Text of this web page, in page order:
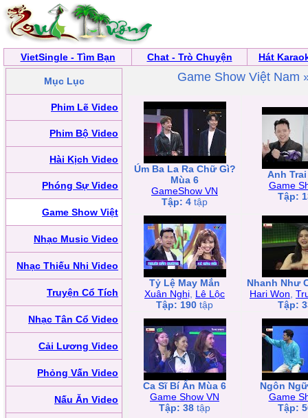
VietSingle - Tìm Bạn Chat - Trò Chuyện Hát
Mục Lục
Phim Lẽ Video
Phim Bộ Video
Hài Kịch Video
Phóng Sự Video
Game Show Việt
Nhạc Music Video
Nhạc Thiếu Nhi Video
Truyện Cổ Tích
Nhạc Tân Cổ Video
Cải Lương Video
Phỏng Vấn Video
Nấu Ăn Video
Game Show Việt Nam
Úm Ba La Ra Chữ Gì?
Mùa 6
GameShow VN
Tập: 4 tập
Anh
Game
Tập:
Tỷ Lệ May Mắn
Xuân Nghị Lê Lộc
Tập: 190 tập
Nhanh Như
Hari Won
Tập:
Ca Sĩ Bí Ẩn Mùa 6
Game Show VN
Tập: 38 tập
Ngôn
Game
Tập: